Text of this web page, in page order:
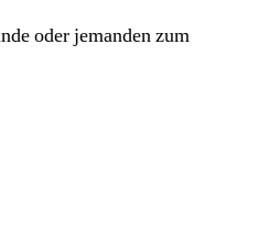
oder jemanden zum